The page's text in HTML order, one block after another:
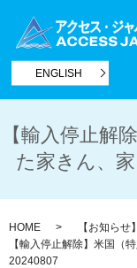
ENGLISH
【輸入停止解
た家きん、
HOME
【お知らせ】
【輸入停止解除】米国（
20240807